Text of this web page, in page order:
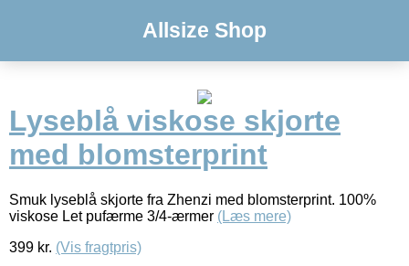
Allsize Shop
Lyseblå viskose skjorte
med blomsterprint
Smuk lyseblå skjorte fra Zhenzi med blomsterprint. 100%
viskose Let pufærme 3/4-ærmer (Læs mere)
399 kr. (Vis fragtpris)